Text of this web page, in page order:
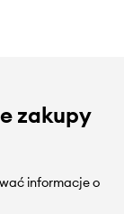
zakupy
informacje o